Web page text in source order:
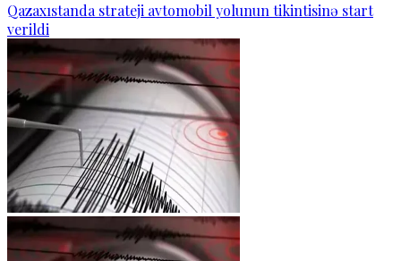
Qazaxıstanda strateji avtomobil yolunun tikintisinə start
verildi